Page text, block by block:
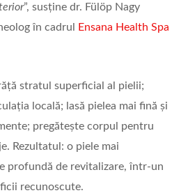
”, susține dr. Fülöp Nagy
în cadrul
Ensana Health Spa
stratul superficial al pielii;
locală; lasă pielea mai fină și
pregătește corpul pentru
Rezultatul: o piele mai
profundă de revitalizare, într-un
recunoscute.